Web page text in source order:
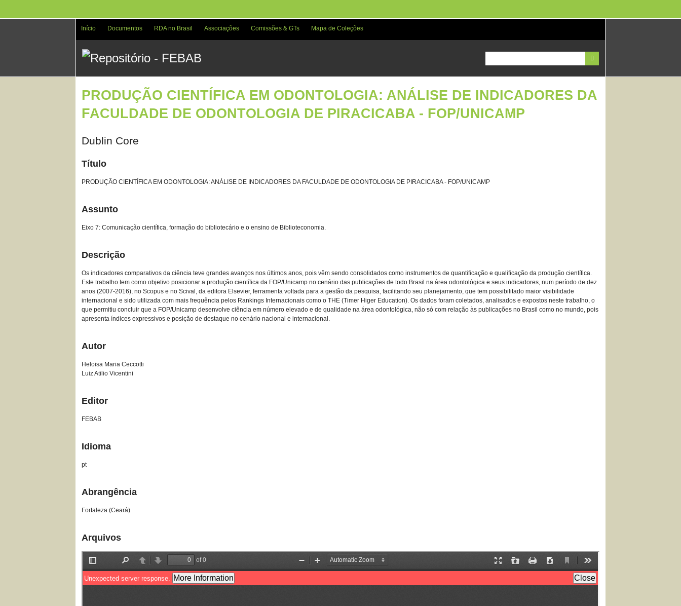
Início Documentos RDA no Brasil Associações Comissões & GTs Mapa de Coleções
PRODUÇÃO CIENTÍFICA EM ODONTOLOGIA: ANÁLISE DE INDICADORES DA
FACULDADE DE ODONTOLOGIA DE PIRACICABA - FOP/UNICAMP
Dublin Core
Título
PRODUÇÃO CIENTÍFICA EM ODONTOLOGIA: ANÁLISE DE INDICADORES DA FACULDADE DE ODONTOLOGIA DE PIRACICABA - FOP/UNICAMP
Assunto
Eixo 7: Comunicação científica, formação do bibliotecário e o ensino de Biblioteconomia.
Descrição
Os indicadores comparativos da ciência teve grandes avanços nos últimos anos, pois vêm sendo consolidados como instrumentos de quantificação e qualificação da produção científica.
Este trabalho tem como objetivo posicionar a produção científica da FOP/Unicamp no cenário das publicações de todo Brasil na área odontológica e seus indicadores, num período de dez
anos (2007-2016), no Scopus e no Scival, da editora Elsevier, ferramenta voltada para a gestão da pesquisa, facilitando seu planejamento, que tem possibilitado maior visibilidade
internacional e sido utilizada com mais frequência pelos Rankings Internacionais como o THE (Timer Higer Education). Os dados foram coletados, analisados e expostos neste trabalho, o
que permitiu concluir que a FOP/Unicamp desenvolve ciência em número elevado e de qualidade na área odontológica, não só com relação às publicações no Brasil como no mundo, pois
apresenta índices expressivos e posição de destaque no cenário nacional e internacional.
Autor
Heloisa Maria Ceccotti
Luiz Atilio Vicentini
Editor
FEBAB
Idioma
pt
Abrangência
Fortaleza (Ceará)
Arquivos